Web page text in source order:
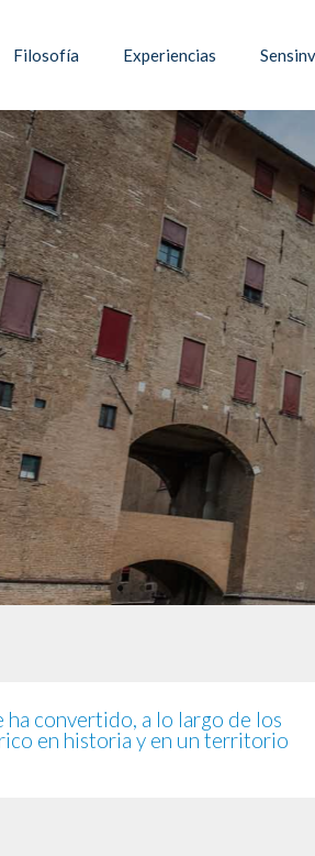
Filosofía Experiencias
FERRARA MÁS
ha convertido, a lo largo de los
en historia y en un territorio